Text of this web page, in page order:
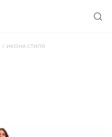
/ ИКОНА СТИЛЯ